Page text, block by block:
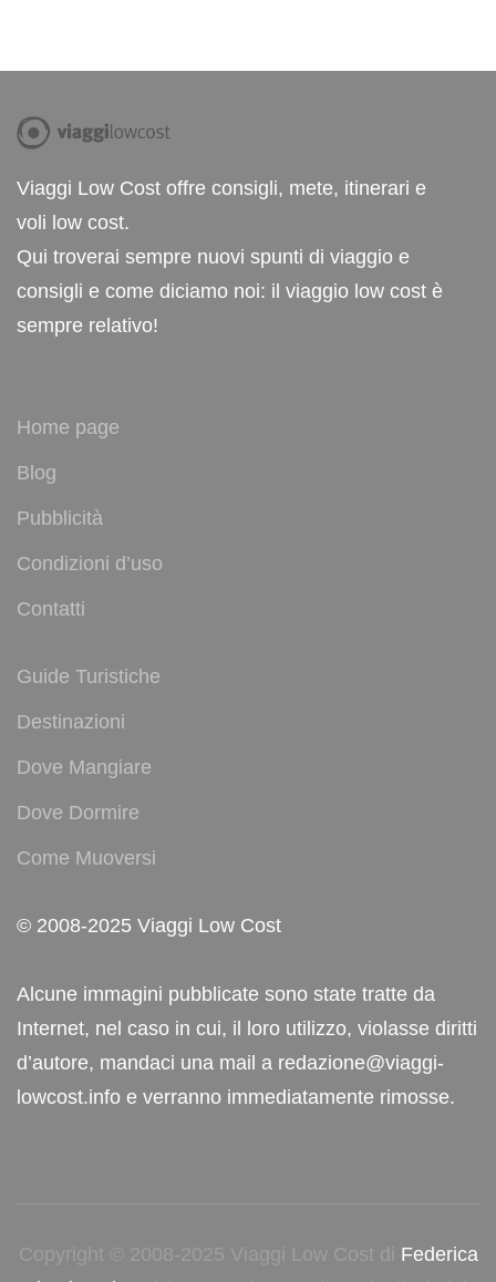
Viaggi Low Cost offre consigli, mete, itinerari e
voli low cost.
Qui troverai sempre nuovi spunti di viaggio e
consigli e come diciamo noi: il viaggio low cost è
sempre relativo!
Home page
Blog
Pubblicità
Condizioni d’uso
Contatti
Guide Turistiche
Destinazioni
Dove Mangiare
Dove Dormire
Come Muoversi
© 2008-2025 Viaggi Low Cost
Alcune immagini pubblicate sono state tratte da
Internet, nel caso in cui, il loro utilizzo, violasse diritti
d’autore, mandaci una mail a redazione@viaggi-
lowcost.info e verranno immediatamente rimosse.
Copyright © 2008-2025 Viaggi Low Cost di Federica